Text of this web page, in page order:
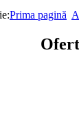
Prima pagină